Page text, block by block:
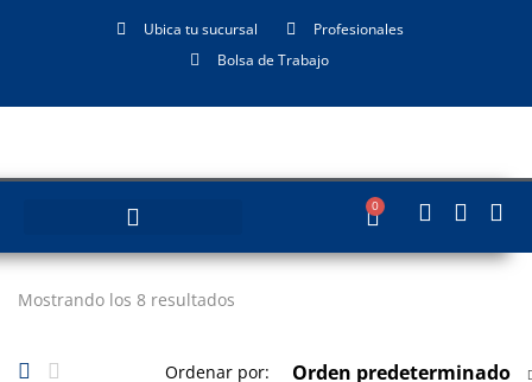
Ubica tu sucursal
Profesionales
Bolsa de Trabajo
0
Mostrando los 8 resultados
Ordenar por: Orden predeterminado